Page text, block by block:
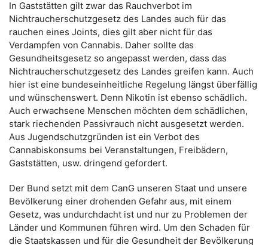
In Gaststätten gilt zwar das Rauchverbot im
Nichtraucherschutzgesetz des Landes auch für das
rauchen eines Joints, dies gilt aber nicht für das
Verdampfen von Cannabis. Daher sollte das
Gesundheitsgesetz so angepasst werden, dass das
Nichtraucherschutzgesetz des Landes greifen kann. Auch
hier ist eine bundeseinheitliche Regelung längst überfällig
und wünschenswert. Denn Nikotin ist ebenso schädlich.
Auch erwachsene Menschen möchten dem schädlichen,
stark riechenden Passivrauch nicht ausgesetzt werden.
Aus Jugendschutzgründen ist ein Verbot des
Cannabiskonsums bei Veranstaltungen, Freibädern,
Gaststätten, usw. dringend gefordert.
Der Bund setzt mit dem CanG unseren Staat und unsere
Bevölkerung einer drohenden Gefahr aus, mit einem
Gesetz, was undurchdacht ist und nur zu Problemen der
Länder und Kommunen führen wird. Um den Schaden für
die Staatskassen und für die Gesundheit der Bevölkerung